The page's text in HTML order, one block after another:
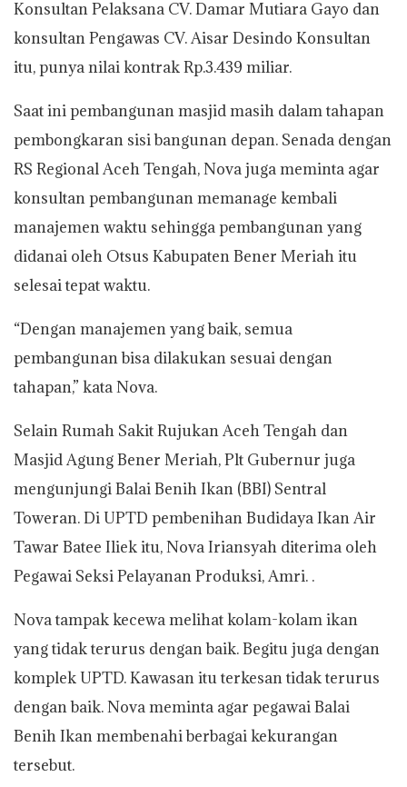
Konsultan Pelaksana CV. Damar Mutiara Gayo dan
konsultan Pengawas CV. Aisar Desindo Konsultan
itu, punya nilai kontrak Rp.3.439 miliar.
Saat ini pembangunan masjid masih dalam tahapan
pembongkaran sisi bangunan depan. Senada dengan
RS Regional Aceh Tengah, Nova juga meminta agar
konsultan pembangunan memanage kembali
manajemen waktu sehingga pembangunan yang
didanai oleh Otsus Kabupaten Bener Meriah itu
selesai tepat waktu.
“Dengan manajemen yang baik, semua
pembangunan bisa dilakukan sesuai dengan
tahapan,” kata Nova.
Selain Rumah Sakit Rujukan Aceh Tengah dan
Masjid Agung Bener Meriah, Plt Gubernur juga
mengunjungi Balai Benih Ikan (BBI) Sentral
Toweran. Di UPTD pembenihan Budidaya Ikan Air
Tawar Batee Iliek itu, Nova Iriansyah diterima oleh
Pegawai Seksi Pelayanan Produksi, Amri. .
Nova tampak kecewa melihat kolam-kolam ikan
yang tidak terurus dengan baik. Begitu juga dengan
komplek UPTD. Kawasan itu terkesan tidak terurus
dengan baik. Nova meminta agar pegawai Balai
Benih Ikan membenahi berbagai kekurangan
tersebut.